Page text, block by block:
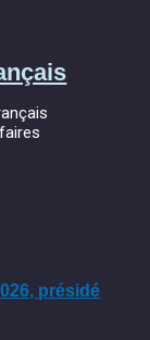
présidé